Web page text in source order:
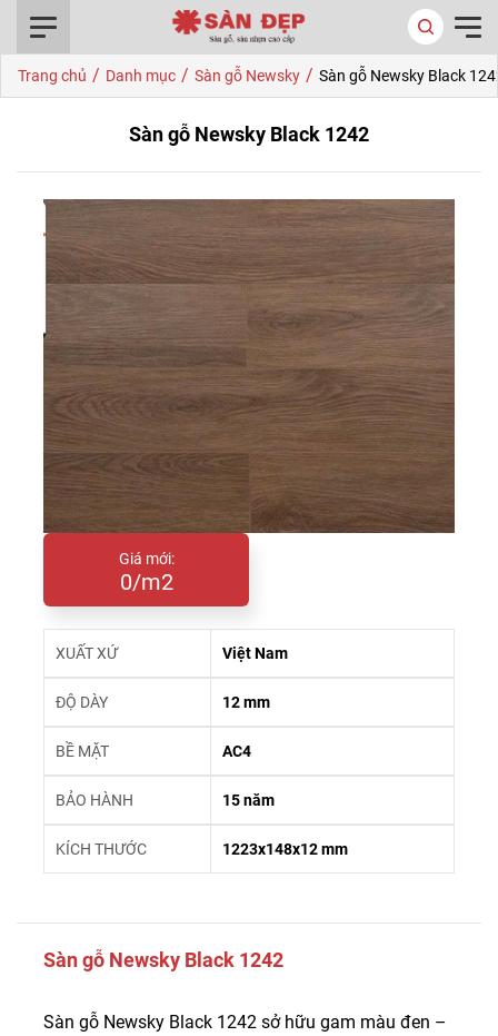
Trang chủ / Danh mục / Sàn gỗ Newsky / Sàn gỗ Newsky Black
Sàn gỗ Newsky Black 1242
Giá mới:
0/m2
XUẤT XỨ Việt Nam
ĐỘ DÀY 12 mm
BỀ MẶT AC4
BẢO HÀNH 15 năm
KÍCH THƯỚC 1223x148x12 mm
Sàn gỗ Newsky Black 1242
Sàn gỗ Newsky Black 1242 sở hữu gam màu đen –